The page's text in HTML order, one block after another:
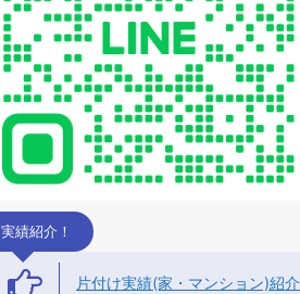
実績紹介！
片付け実績(家・マンション)紹介